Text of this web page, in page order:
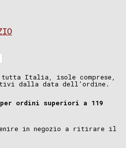
tutta Italia, isole comprese,
dalla data dell’ordine.
ordini superiori a 119
in negozio a ritirare il